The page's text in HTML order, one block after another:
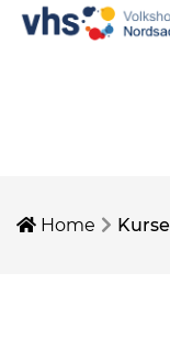
Home Kurse